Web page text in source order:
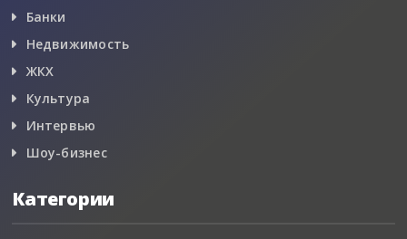
Банки
Недвижимость
ЖКХ
Культура
Интервью
Шоу-бизнес
Категории